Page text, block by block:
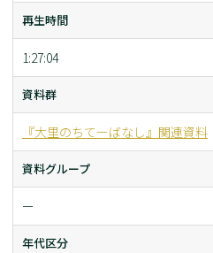
再生時間
1:27:04
資料群
『大里のちてーばなし』関連資料
資料グループ
ー
年代区分